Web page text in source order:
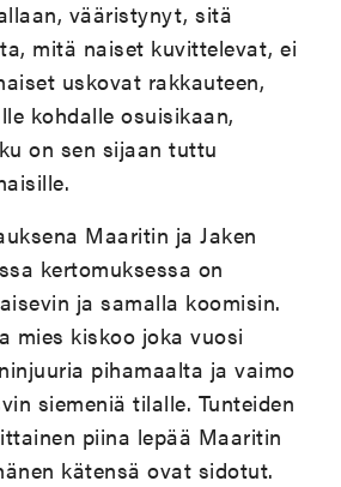
vääristynyt, sitä
mitä naiset kuvittelevat, ei
uskovat rakkauteen,
kohdalle osuisikaan,
on sen sijaan tuttu
Maaritin ja Jaken
kertomuksessa on
ja samalla koomisin.
mies kiskoo joka vuosi
pihamaalta ja vaimo
siemeniä tilalle. Tunteiden
piina lepää Maaritin
kätensä ovat sidotut.